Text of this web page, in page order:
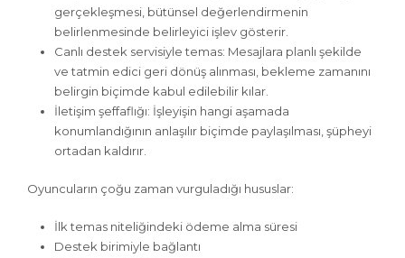
gerçekleşmesi, bütünsel değerlendirmenin
belirlenmesinde belirleyici işlev gösterir.
Canlı destek servisiyle temas: Mesajlara planlı şekilde
ve tatmin edici geri dönüş alınması, bekleme zamanını
belirgin biçimde kabul edilebilir kılar.
İletişim şeffaflığı: İşleyişin hangi aşamada
konumlandığının anlaşılır biçimde paylaşılması, şüpheyi
ortadan kaldırır.
Oyuncuların çoğu zaman vurguladığı hususlar:
İlk temas niteliğindeki ödeme alma süresi
Destek birimiyle bağlantı